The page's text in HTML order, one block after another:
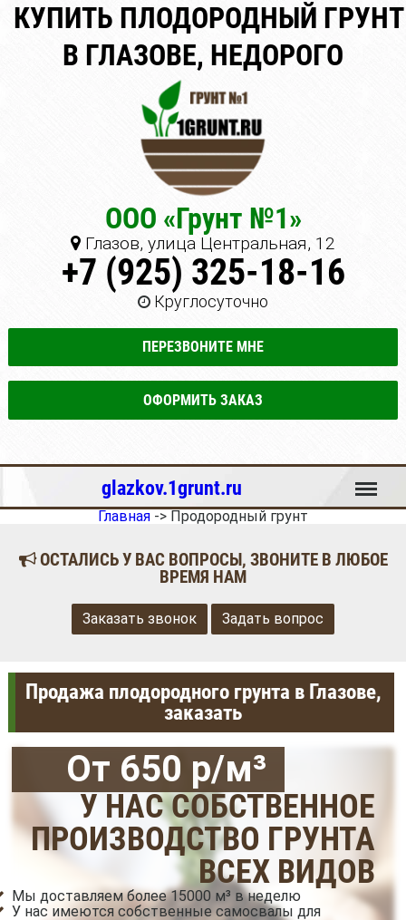
КУПИТЬ ПЛОДОРОДНЫЙ ГРУНТ
В ГЛАЗОВЕ, НЕДОРОГО
ООО «Грунт №1»
Глазов, улица Центральная, 12
+7 (925) 325-18-16
Круглосуточно
ПЕРЕЗВОНИТЕ МНЕ
ОФОРМИТЬ ЗАКАЗ
glazkov.1grunt.ru Меню
Главная -> Продородный грунт
ОСТАЛИСЬ У ВАС ВОПРОСЫ, ЗВОНИТЕ В ЛЮБОЕ
ВРЕМЯ НАМ
Заказать звонок Задать вопрос
Продажа плодородного грунта в Глазове,
заказать
От 650 р/м³
У НАС СОБСТВЕННОЕ
ПРОИЗВОДСТВО ГРУНТА
ВСЕХ ВИДОВ
Мы доставляем более 15000 м³ в неделю
У нас имеются собственные самосвалы для